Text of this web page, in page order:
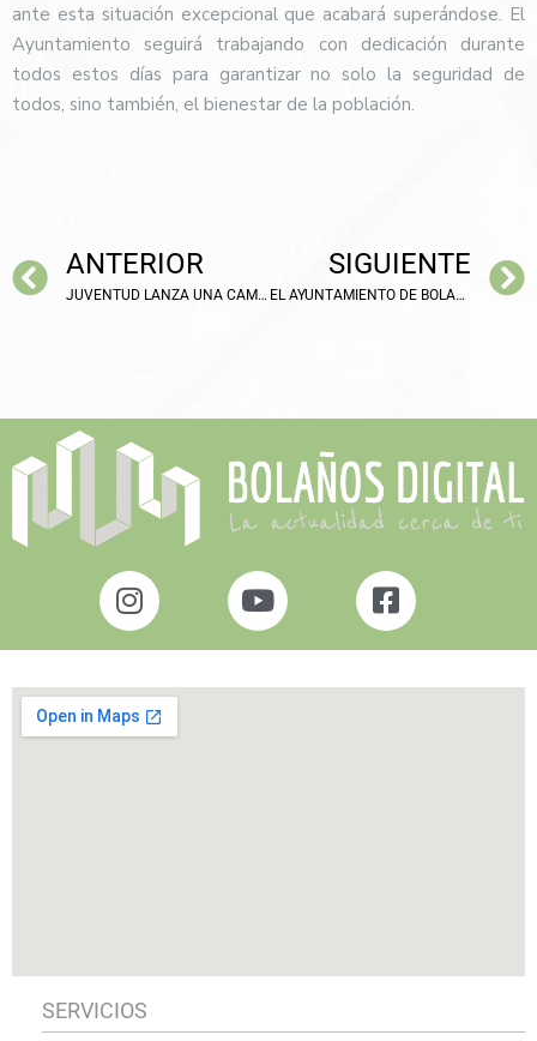
ante esta situación excepcional que acabará superándose. El
Ayuntamiento seguirá trabajando con dedicación durante
todos estos días para garantizar no solo la seguridad de
todos, sino también, el bienestar de la población.
ANTERIOR
JUVENTUD LANZA UNA CAMPAÑA PARA PROPONER INICIATIVAS Y PLANES DE OCIO
SIGUIENTE
EL AYUNTAMIENTO DE BOLAÑOS APRUEBA SUS PRESUPUESTOS
SERVICIOS